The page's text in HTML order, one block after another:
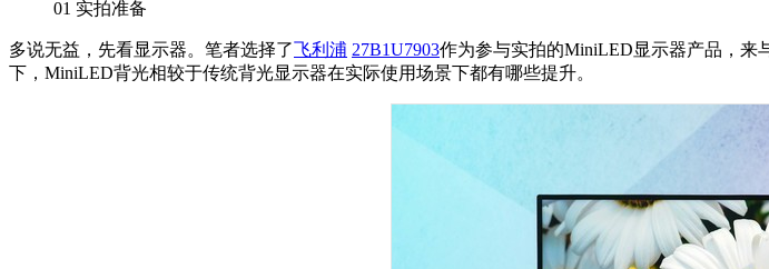
01 实拍准备
多说无益，先看显示器。笔者选择了飞利浦 27B1U7903作为参与实拍的MiniLED显示器产品，来
下，MiniLED背光相较于传统背光显示器在实际使用场景下都有哪些提升。